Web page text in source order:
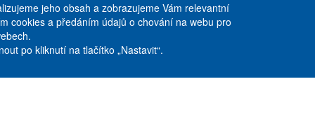
Stöckl spol. s r. o.
jeho obsah a zobrazujeme Vám relevantní
cookies a předáním údajů o chování na webu pro
po kliknutí na tlačítko „Nastavit“.